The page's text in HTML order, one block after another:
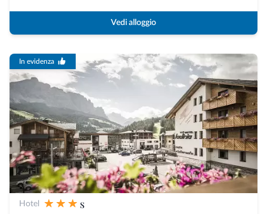
Vedi alloggio
In evidenza
Hotel
s